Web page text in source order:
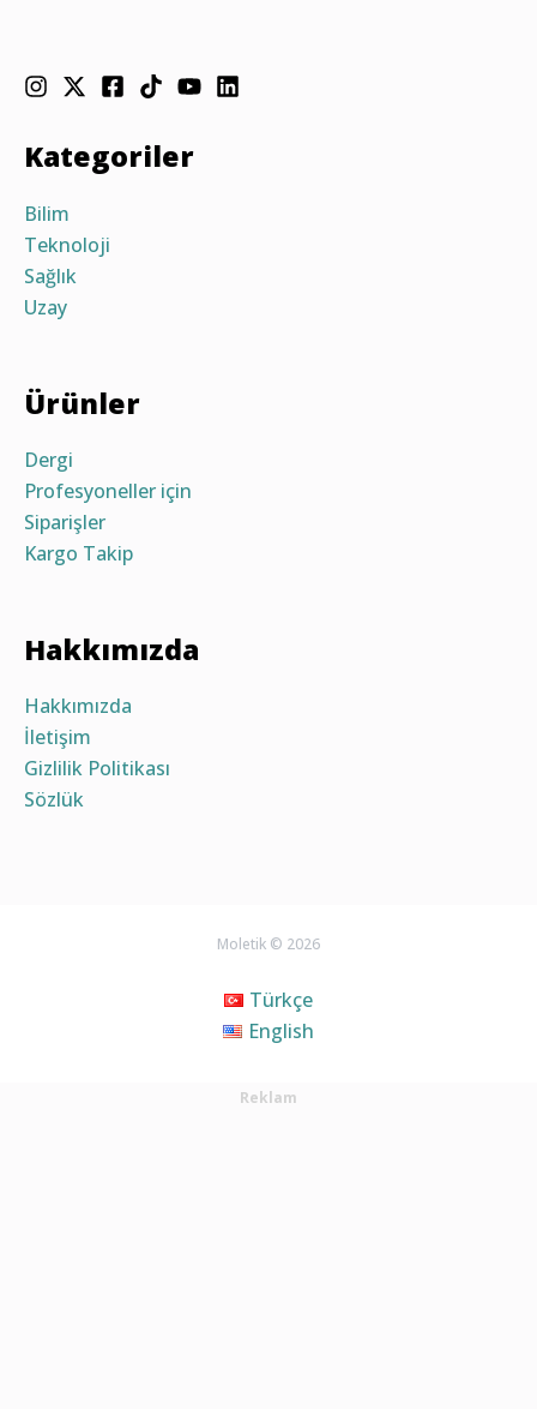
Kategoriler
Bilim
Teknoloji
Sağlık
Uzay
Ürünler
Dergi
Profesyoneller için
Siparişler
Kargo Takip
Hakkımızda
Hakkımızda
İletişim
Gizlilik Politikası
Sözlük
Moletik © 2026
Türkçe
English
Reklam